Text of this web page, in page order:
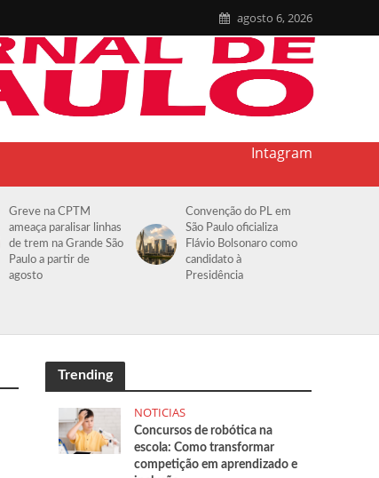
agosto 6, 2026
Intagram
Greve na CPTM
ameaça paralisar linhas
de trem na Grande São
Paulo a partir de
agosto
Convenção do PL em
São Paulo oficializa
Flávio Bolsonaro como
candidato à
Presidência
Trending
NOTICIAS
Concursos de robótica na
escola: Como transformar
competição em aprendizado e